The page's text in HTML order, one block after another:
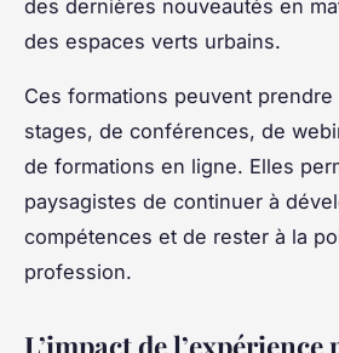
des dernières nouveautés en
des espaces verts urbains.
Ces formations peuvent prendre
stages, de conférences, de
de formations en ligne. Elles
paysagistes de continuer à
compétences et de rester à la
profession.